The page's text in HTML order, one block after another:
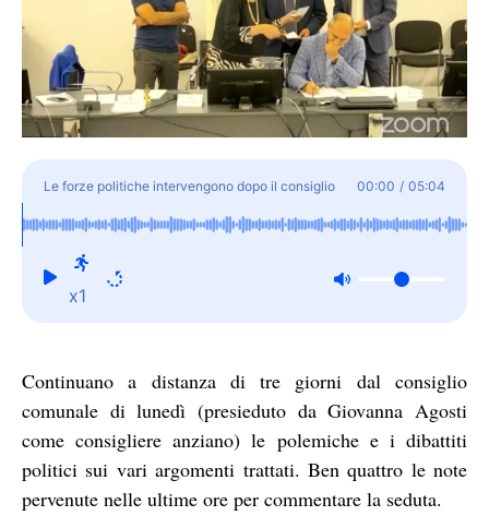
Le forze politiche intervengono dopo il consiglio
comunale
00:00 / 05:04
x1
Continuano a distanza di tre giorni dal consiglio
comunale di lunedì (presieduto da Giovanna Agosti
come consigliere anziano) le polemiche e i dibattiti
politici sui vari argomenti trattati. Ben quattro le note
pervenute nelle ultime ore per commentare la seduta.